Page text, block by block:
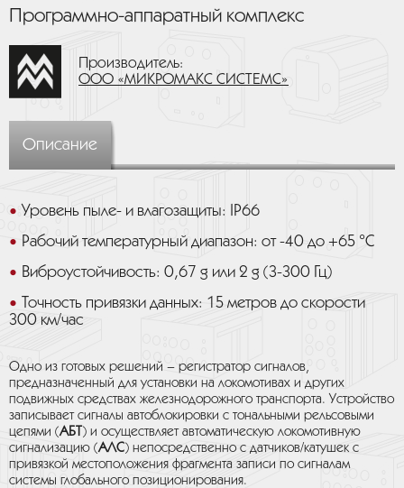
Программно-аппаратный комплекс
Производитель:
ООО «МИКРОМАКС СИСТЕМС»
Описание
Уровень пыле- и влагозащиты: IP66
Рабочий температурный диапазон: от -40 до +65 °C
Виброустойчивость: 0,67 g или 2 g (3-300 Гц)
Точность привязки данных: 15 метров до скорости
300 км/час
Одно из готовых решений – регистратор сигналов,
предназначенный для установки на локомотивах и других
подвижных средствах железнодорожного транспорта. Устройство
записывает сигналы автоблокировки с тональными рельсовыми
цепями (АБТ
) и осуществляет автоматическую локомотивную
сигнализацию (АЛС) непосредственно с датчиков/катушек с
привязкой местоположения фрагмента записи по сигналам
системы глобального позиционирования.